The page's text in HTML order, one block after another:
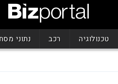
טכנולוגיה רכב נתוני